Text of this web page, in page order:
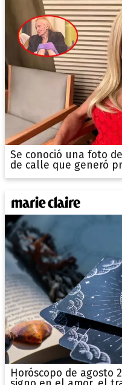
Se conoció una foto
de calle que generó
Horóscopo de agosto